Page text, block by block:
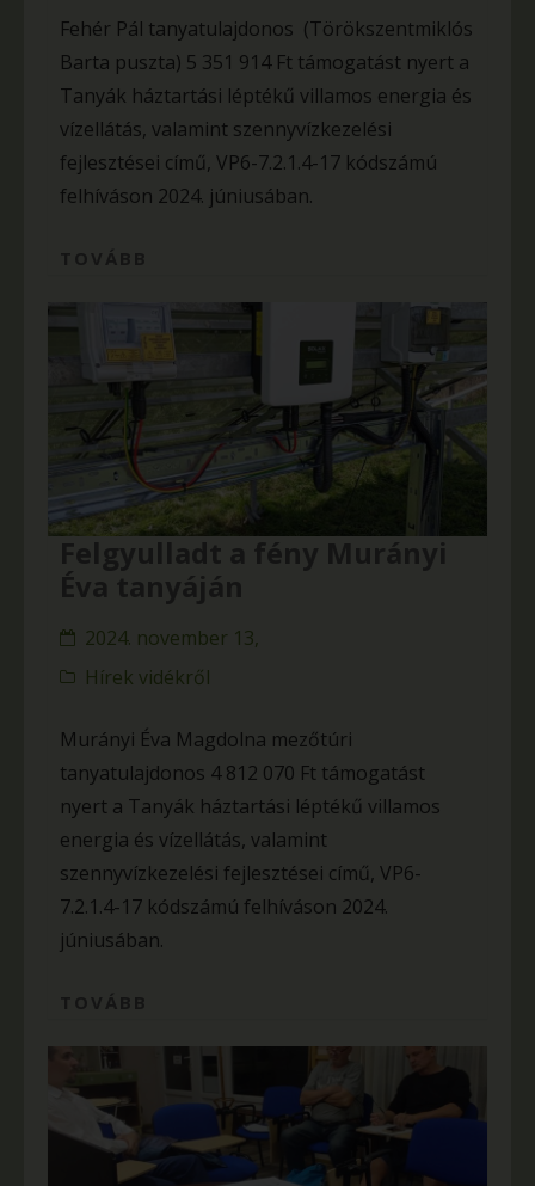
Fehér Pál tanyatulajdonos (Törökszentmiklós
Barta puszta) 5 351 914 Ft támogatást nyert a
Tanyák háztartási léptékű villamos energia és
vízellátás, valamint szennyvízkezelési
fejlesztései című, VP6-7.2.1.4-17 kódszámú
felhíváson 2024. júniusában.
2024. november 13,
Hírek vidékről
Murányi Éva Magdolna mezőtúri
tanyatulajdonos 4 812 070 Ft támogatást
nyert a Tanyák háztartási léptékű villamos
energia és vízellátás, valamint
szennyvízkezelési fejlesztései című, VP6-
7.2.1.4-17 kódszámú felhíváson 2024.
júniusában.